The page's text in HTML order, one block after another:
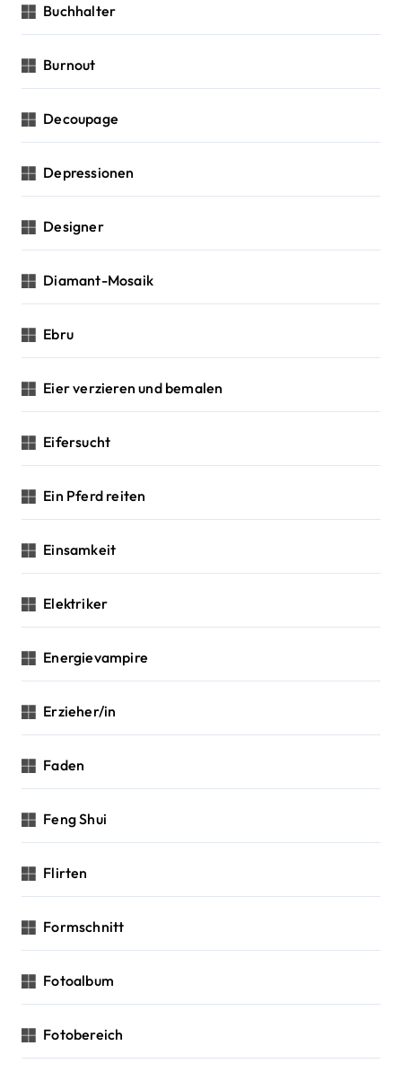
Buchhalter
Burnout
Decoupage
Depressionen
Designer
Diamant-Mosaik
Ebru
Eier verzieren und bemalen
Eifersucht
Ein Pferd reiten
Einsamkeit
Elektriker
Energievampire
Erzieher/in
Faden
Feng Shui
Flirten
Formschnitt
Fotoalbum
Fotobereich